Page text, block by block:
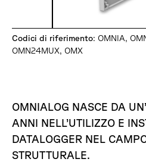
Codici di riferimento: OMNIA,
OMN24MUX, OMX
OMNIALOG NASCE DA
ANNI NELL’UTILIZZO E
DATALOGGER NEL
STRUTTURALE.